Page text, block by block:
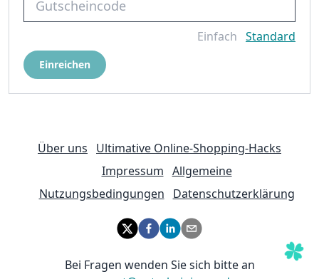
Einfach Standard
Einreichen
Über uns
Ultimative Online-Shopping-Hacks
Impressum Allgemeine
Nutzungsbedingungen
Datenschutzerklärung
Bei Fragen wenden Sie sich bitte an